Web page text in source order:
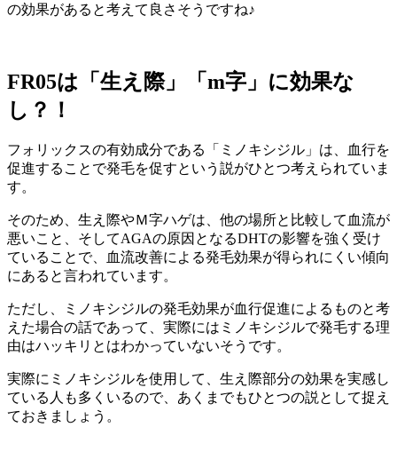
の効果があると考えて良さそうですね♪
FR05は「生え際」「m字」に効果な
し？！
フォリックスの有効成分である「ミノキシジル」は、血行を
促進することで発毛を促すという説がひとつ考えられていま
す。
そのため、生え際やＭ字ハゲは、他の場所と比較して血流が
悪いこと、そしてAGAの原因となるDHTの影響を強く受け
ていることで、
血流改善による発毛効果が得られにくい傾向
にある と言われています。
ただし、ミノキシジルの発毛効果が血行促進によるものと考
えた場合の話であって、実際にはミノキシジルで発毛する理
由はハッキリとはわかっていないそうです。
実際にミノキシジルを使用して、 生え際部分の効果を実感し
ている人も多くいるので、あくまでもひとつの説として捉え
ておきましょう。